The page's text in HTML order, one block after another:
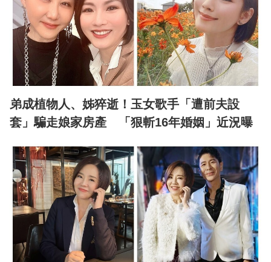
弟成植物人、姊猝逝！玉女歌手「遭前夫設
套」騙走娘家房產 「狠斬16年婚姻」近況曝